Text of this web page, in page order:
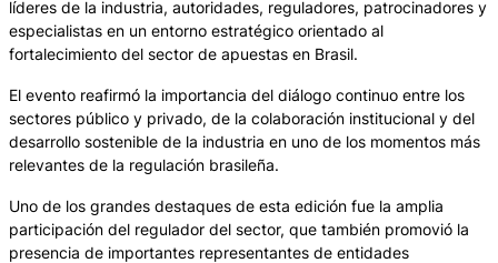
líderes de la industria, autoridades, reguladores, patrocinadores y
especialistas en un entorno estratégico orientado al
fortalecimiento del sector de apuestas en Brasil.
El evento reafirmó la importancia del diálogo continuo entre los
sectores público y privado, de la colaboración institucional y del
desarrollo sostenible de la industria en uno de los momentos más
relevantes de la regulación brasileña.
Uno de los grandes destaques de esta edición fue la amplia
participación del regulador del sector, que también promovió la
presencia de importantes representantes de entidades